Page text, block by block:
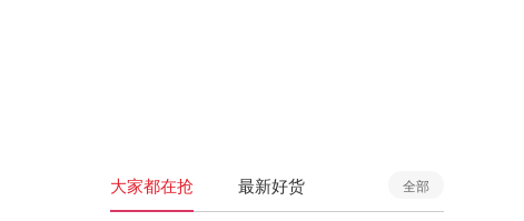
大家都在抢 最新好货 全部